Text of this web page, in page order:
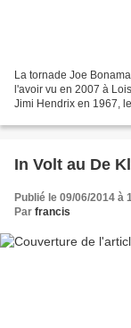
La tornade Joe
l'avoir vu en 2007 à
Jimi Hendrix en 1967,
In Volt au De
Publié le 09/06/2014 à
Par francis